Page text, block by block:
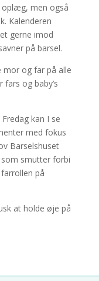
oplæg, men også
Kalenderen
gerne imod
på barsel.
mor og far på alle
og baby’s
kan I se
med fokus
Barselshuset
som smutter forbi
på
at holde øje på